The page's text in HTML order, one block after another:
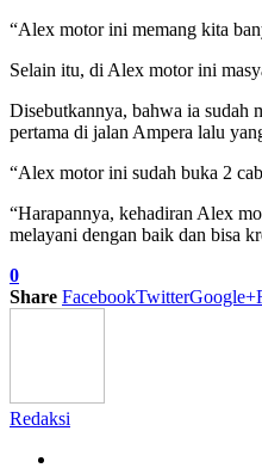
“Alex motor ini memang kita
Selain itu, di Alex motor ini
Disebutkannya, bahwa ia sudah
pertama di jalan Ampera lalu
“Alex motor ini sudah buka 2
“Harapannya, kehadiran Alex
melayani dengan baik dan bisa
0
Share FacebookTwitterGoogle+
Redaksi